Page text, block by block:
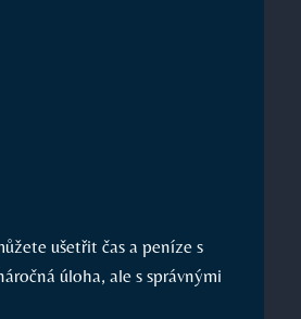
ušetřit čas a peníze s
úloha, ale s správnými